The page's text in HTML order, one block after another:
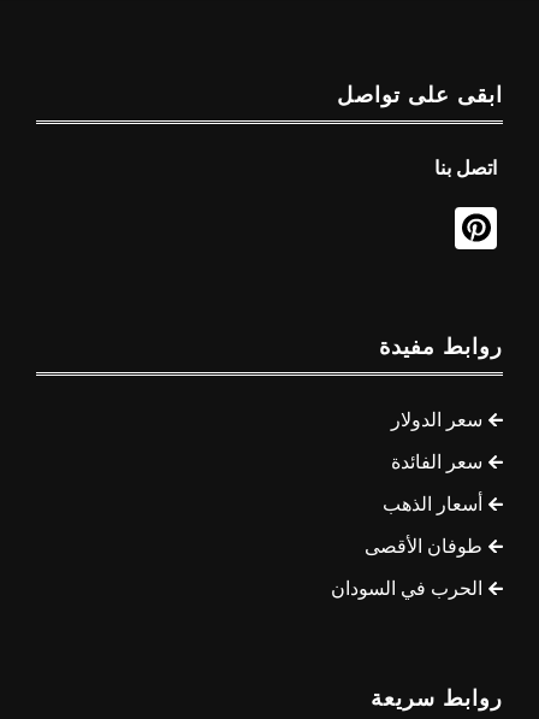
ابقى على تواصل
اتصل بنا
روابط مفيدة
سعر الدولار
سعر الفائدة
أسعار الذهب
طوفان الأقصى
الحرب في السودان
روابط سريعة